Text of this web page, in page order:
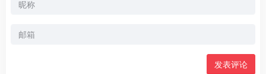
发表评论